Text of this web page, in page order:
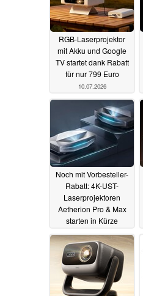
RGB-Laserprojektor
mit Akku und Google
TV startet dank Rabatt
für nur 799 Euro
10.07.2026
Noch mit Vorbesteller-
Rabatt: 4K-UST-
Laserprojektoren
Aetherion Pro & Max
starten in Kürze
13.05.2026